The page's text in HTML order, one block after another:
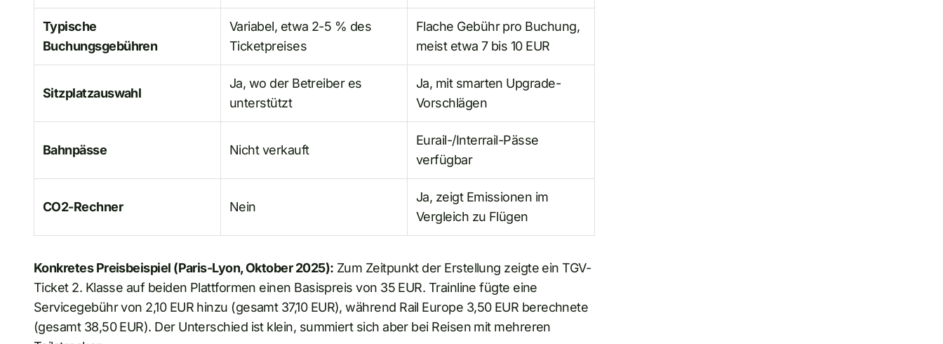
Typische
Buchungsgebühren
Variabel, etwa 2-5 % des
Ticketpreises
Flache Gebühr pro Buchung,
meist etwa 7 bis 10 EUR
Sitzplatzauswahl
Ja, wo der Betreiber es
unterstützt
Ja, mit smarten Upgrade-
Vorschlägen
Bahnpässe Nicht verkauft
Eurail-/Interrail-Pässe
verfügbar
CO2-Rechner Nein
Ja, zeigt Emissionen im
Vergleich zu Flügen
Konkretes Preisbeispiel (Paris-Lyon, Oktober 2025): Zum Zeitpunkt der Erstellung zeigte ein TGV-
Ticket 2. Klasse auf beiden Plattformen einen Basispreis von 35 EUR. Trainline fügte eine
Servicegebühr von 2,10 EUR hinzu (gesamt 37,10 EUR), während Rail Europe 3,50 EUR berechnete
(gesamt 38,50 EUR). Der Unterschied ist klein, summiert sich aber bei Reisen mit mehreren